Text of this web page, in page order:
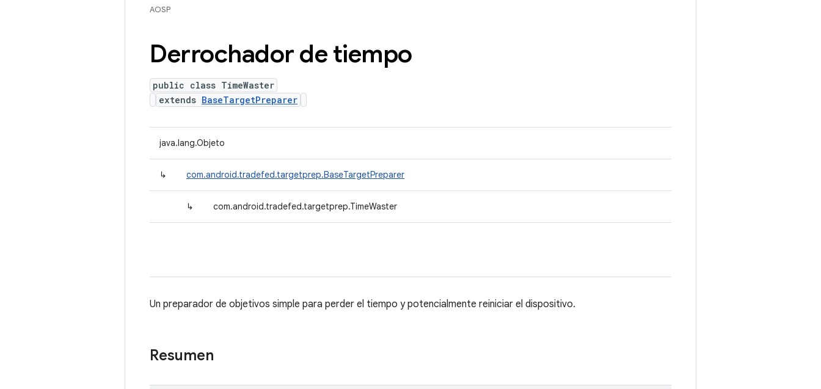
AOSP
Derrochador de tiempo
public class TimeWaster
extends BaseTargetPreparer
java.lang.Objeto
↳ com.android.tradefed.targetprep.BaseTargetPreparer
↳ com.android.tradefed.targetprep.TimeWaster
Un preparador de objetivos simple para perder el tiempo y potencialmente reiniciar el dispositivo.
Resumen